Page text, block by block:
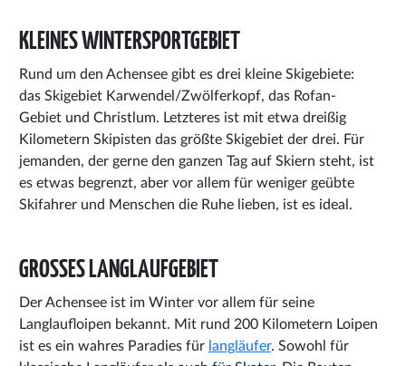
KLEINES WINTERSPORTGEBIET
Rund um den Achensee gibt es drei kleine Skigebiete:
das Skigebiet Karwendel/Zwölferkopf, das Rofan-
Gebiet und Christlum. Letzteres ist mit etwa dreißig
Kilometern Skipisten das größte Skigebiet der drei. Für
jemanden, der gerne den ganzen Tag auf Skiern steht, ist
es etwas begrenzt, aber vor allem für weniger geübte
Skifahrer und Menschen die Ruhe lieben, ist es ideal.
GROSSES LANGLAUFGEBIET
Der Achensee ist im Winter vor allem für seine
Langlaufloipen bekannt. Mit rund 200 Kilometern Loipen
ist es ein wahres Paradies für langläufer. Sowohl für